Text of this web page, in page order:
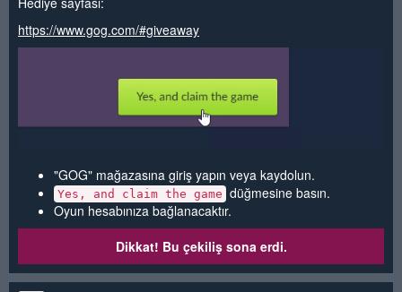
https://www.gog.com/#giveaway
"GOG" mağazasına giriş yapın veya kaydolun.
Yes, and claim the game düğmesine basın.
Oyun hesabınıza bağlanacaktır.
Dikkat! Bu çekiliş sona erdi.